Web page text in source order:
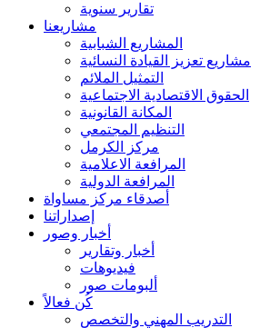
تقارير سنوية
مشاريعنا
المشاريع الشبابية
مشاريع تعزيز القيادة النسائية
التمثيل الملائم
الحقوق الاقتصادية الاجتماعية
المكانة القانونية
التنظيم المجتمعي
مركز الكرمل
المرافعة الاعلامية
المرافعة الدولية
أصدقاء مركز مساواة
إصداراتنا
أخبار وصور
أخبار وتقارير
فيديوهات
ألبومات صور
كُن فعالاً
التدريب المهني والتخصص